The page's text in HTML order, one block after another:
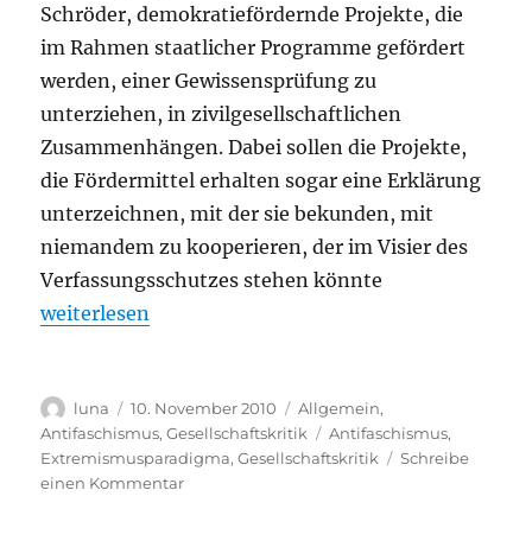
Schröder, demokratiefördernde Projekte, die
im Rahmen staatlicher Programme gefördert
werden, einer Gewissensprüfung zu
unterziehen, in zivilgesellschaftlichen
Zusammenhängen. Dabei sollen die Projekte,
die Fördermittel erhalten sogar eine Erklärung
unterzeichnen, mit der sie bekunden, mit
niemandem zu kooperieren, der im Visier des
Verfassungsschutzes stehen könnte
„Ablehnung des „Sächsischen Förderpreis für
weiterlesen
Autor
luna
Veröffentlicht
am
10. November 2010 Kategorien
Allgemein,
Antifaschismus,Gesellschaftskritik Schlagwörter
Antifaschismus,
Extremismusparadigma,Gesellschaftskritik
Schreibe
einen Kommentarzu